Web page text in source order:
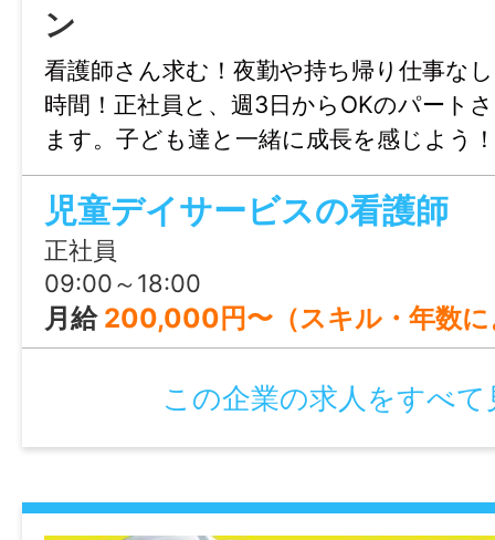
経験者は優遇します
年齢制限
不問
学歴
不問
免許・資格
不問
8:00〜18:00
ン
看護師さん求む！夜勤や持ち帰り仕事な
時間！正社員と、週3日からOKのパート
ます。子ども達と一緒に成長を感じよう！
児童デイサービスの看護師
正社員
09:00～18:00
月給 200,000円〜（スキル・年数に
この企業の求人をすべて